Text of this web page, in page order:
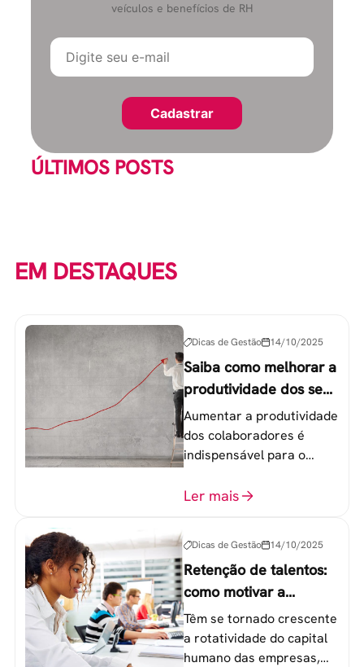
veículos e benefícios de RH
ÚLTIMOS POSTS
EM DESTAQUES
Dicas de Gestão 14/10/2025
Saiba como melhorar a
produtividade dos seus
colaboradores
Aumentar a produtividade
dos colaboradores é
indispensável para o
equipe de trabalho. 6
Ler mais
Dicas de Gestão 14/10/2025
Retenção de talentos:
como motivar a
geração Y nas
empresas?
Têm se tornado crescente
a rotatividade do capital
humano das empresas,